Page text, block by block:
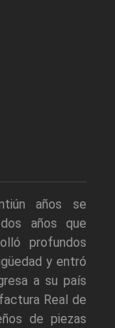
años se
años que
profundos
y entró
a su país
Real de
de piezas